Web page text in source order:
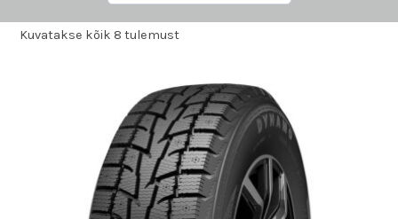
Kuvatakse kõik 8 tulemust